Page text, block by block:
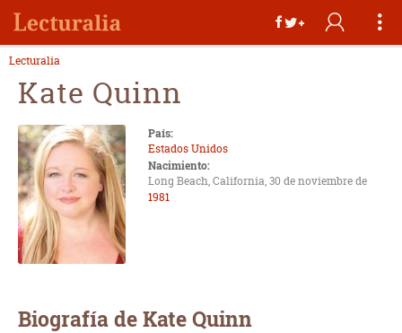
Lecturalia
Kate Quinn
País:
Estados Unidos
Nacimiento:
Long Beach, California, 30 de noviembre de
1981
Biografía de Kate Quinn